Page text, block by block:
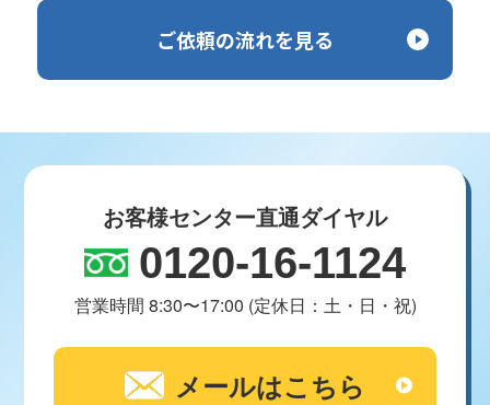
ご依頼の流れを見る
お客様センター直通ダイヤル
0120-16-1124
営業時間 8:30〜17:00 (定休日：土・日・祝)
メールはこちら